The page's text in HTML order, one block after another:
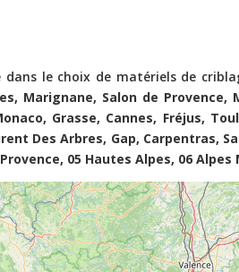
dans le choix de matériels de
Marignane, Salon de Provence,
Grasse, Cannes, Fréjus,
Des Arbres, Gap, Carpentras,
05 Hautes Alpes, 06 Alpes